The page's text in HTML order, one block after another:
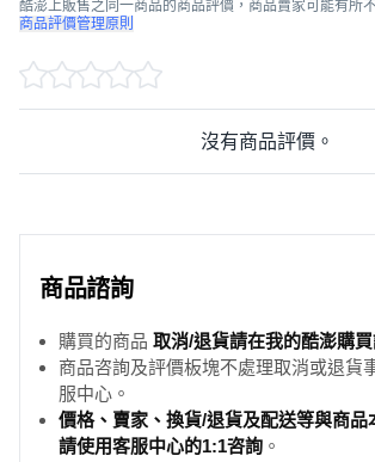
酷澎上販售之同一商品的商品評價，商品賣家可能有所
商品評價管理原則
沒有商品評價。
商品諮詢
購買的商品 取消/退貨請在我的酷澎購
商品咨詢及評價板塊不處理取消或退貨
服中心。
價格、賣家、換貨/退貨及配送等與商品
請使用客服中心的1:1咨詢 。